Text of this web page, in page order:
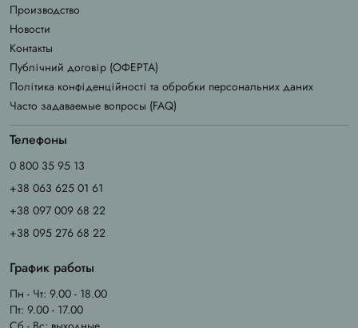
Производство
Новости
Контакты
Публічний договір (ОФЕРТА)
Політика конфіденційності та обробки персональних даних
Часто задаваемые вопросы (FAQ)
Телефоны
0 800 35 95 13
+38 063 625 01 61
+38 097 009 68 22
+38 095 276 68 22
График работы
Пн - Чт: 9.00 - 18.00
Пт: 9.00 - 17.00